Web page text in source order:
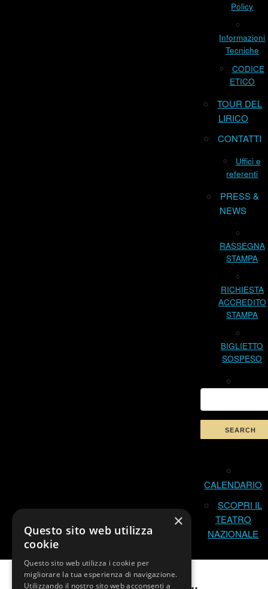
Policy
Informazioni
Tecniche
CODICE
ETICO
TOUR DEL
LIRICO
CONTATTI
Uffici e
referenti
PRESS &
NEWS
RASSEGNA
STAMPA
RICHIESTA
ACCREDITO
STAMPA
BIGLIETTO
SOSPESO
CALENDARIO
SCOPRI IL
TEATRO
NAZIONALE
×
Questo sito web utilizza
cookie
Questo sito web utilizza i cookie per
migliorare la tua esperienza di navigazione.
Utilizzando il nostro sito web acconsenti a